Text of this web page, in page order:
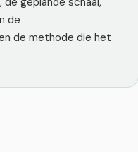
de
de methode die het